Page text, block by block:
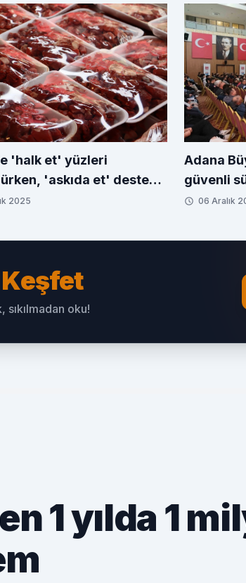
'halk et' yüzleri
'askıda et' desteği
2025
Adana
güvenli
06 Aralık
Keşfet
oku!
1 yılda 1